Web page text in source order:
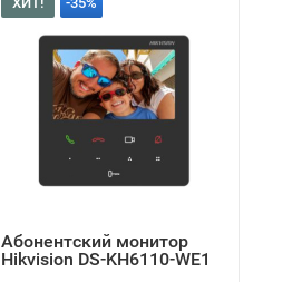
Абонентский монитор
Hikvision DS-KH6110-WE1